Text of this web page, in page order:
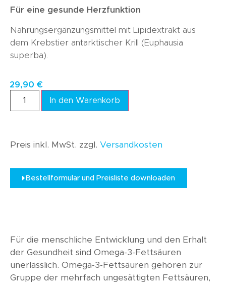
Für eine gesunde Herzfunktion
Nahrungsergänzungsmittel mit Lipidextrakt aus
dem Krebstier antarktischer Krill (Euphausia
superba).
29,90 €
In den Warenkorb
Preis inkl. MwSt. zzgl. Versandkosten
Bestellformular und Preisliste downloaden
Für die menschliche Entwicklung und den Erhalt
der Gesundheit sind Omega-3-Fettsäuren
unerlässlich. Omega-3-Fettsäuren gehören zur
Gruppe der mehrfach ungesättigten Fettsäuren,